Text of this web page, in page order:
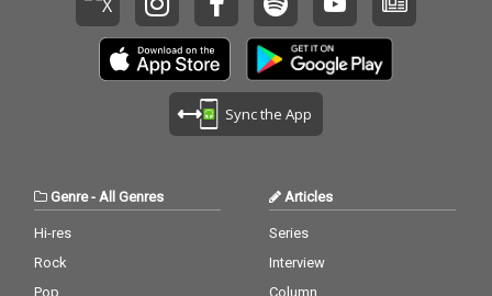
Sync the App
Genre- All Genres
Hi-res
Rock
Pop
Articles
Series
Interview
Column